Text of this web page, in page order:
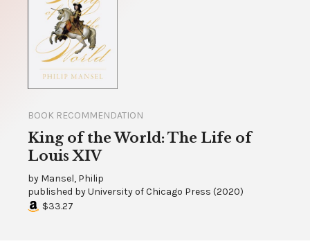
BOOK RECOMMENDATION
King of the World: The Life of
Louis XIV
by Mansel, Philip
published byUniversity of Chicago Press (2020)
$33.27